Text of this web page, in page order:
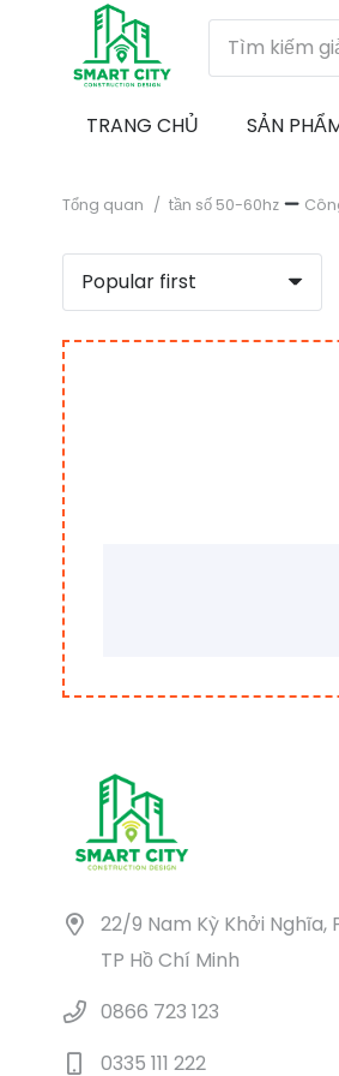
TRANG CHỦ SẢN
Tổng quan / tần số 50-60hz
22/9 Nam Kỳ Khởi Nghĩa,
TP Hồ Chí Minh
0866 723 123
0335 111 222